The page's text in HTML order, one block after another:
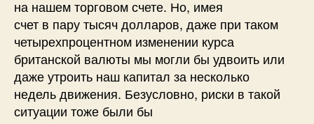
на нашем торговом счете. Но, имея
счет в пару тысяч долларов, даже при таком
четырехпроцентном изменении курса
британской валюты мы могли бы удвоить или
даже утроить наш капитал за несколько
недель движения. Безусловно, риски в такой
ситуации тоже были бы